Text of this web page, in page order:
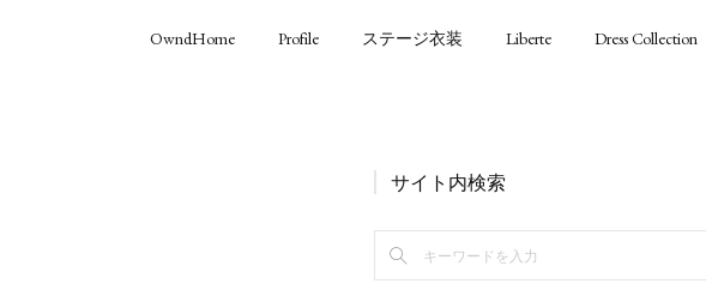
OwndHome Profile ステージ衣装 Liberte Dress Collection
サイト内検索